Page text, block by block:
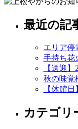
最近の記
エリア停
手持ち花
【送迎
秋の味覚
【休館
カテゴリ